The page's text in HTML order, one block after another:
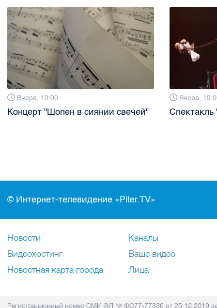
Вчера, 19:00
Концерт "Шопен в сиянии свечей"
Вчера,
© Интернет-телевидение «Piter.TV»
Новости
Видеохостинг
Новостная карта города
Каналы
Ваше видео
Лица
Регистрационный номер СМИ ЭЛ № ФС77-77336 от 25.12.2019